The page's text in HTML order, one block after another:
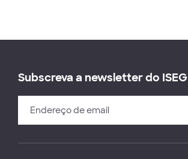
Subscreva a newsletter do ISEG